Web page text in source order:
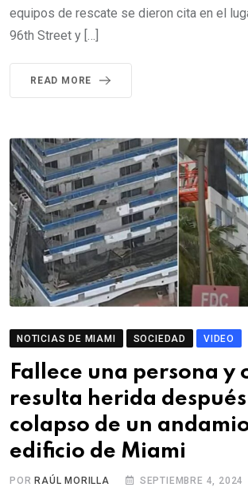
equipos de rescate se dieron cita en el
96th Street y […]
READ MORE
NOTICIAS DE MIAMI SOCIEDAD VIDEO
Fallece una persona y
resulta herida después
colapso de un
edificio de Miami
PORRAÚL MORILLA SEPTIEMBRE 4, 2024